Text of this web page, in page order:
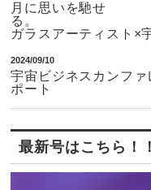
月に思いを馳せ
ガラスアーティスト×
2024/09/10
宇宙ビジネスカンフ
ポート
最新号はこちら！！